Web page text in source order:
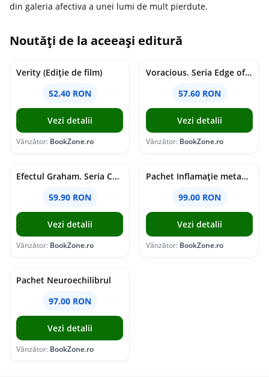
din galeria afectiva a unei lumi de mult pierdute.
Noutăți de la aceeași editură
Verity (Ediție de film)
52.40 RON
Vezi detalii
Vânzător: BookZone.ro
Voracious. Seria Edge of Darkness Vol.2
57.60 RON
Vezi detalii
Vânzător: BookZone.ro
Efectul Graham. Seria Campus Diaries Vol.1
59.90 RON
Vezi detalii
Vânzător: BookZone.ro
Pachet Inflamație metabolism și creier
99.00 RON
Vezi detalii
Vânzător: BookZone.ro
Pachet Neuroechilibrul
97.00 RON
Vezi detalii
Vânzător: BookZone.ro